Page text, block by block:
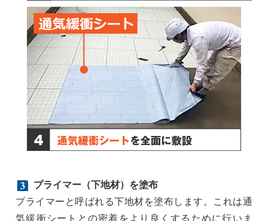
プライマー（下地材）を塗布
プライマーと呼ばれる下地材を塗布します。これは通
気緩衝シートとの密着をより良くするために行いま